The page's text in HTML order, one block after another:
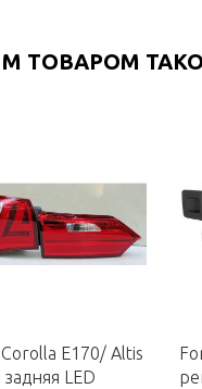
ТОВАРОМ
E170/ Altis
LED